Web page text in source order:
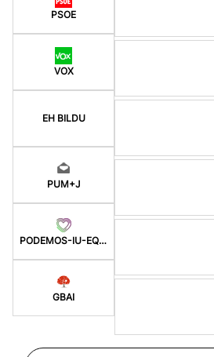
PSOE
VOX
EH BILDU
PUM+J
PODEMOS-IU-EQUO-BATZ
GBAI